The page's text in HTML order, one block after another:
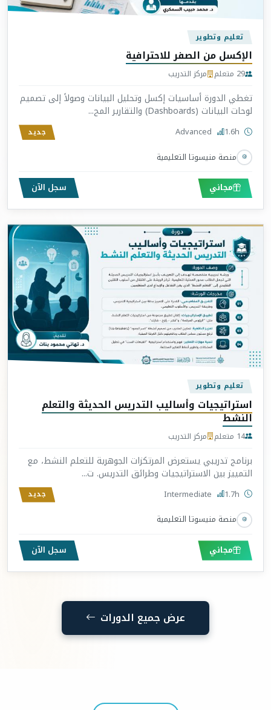
تعليم وتطوير
الإكسل من الصفر للاحترافية
29 متعلم مركز التدريب
تغطي الدورة أساسيات إكسل وتحليل البيانات وصولاً إلى تصميم
لوحات البيانات (Dashboards) والتقارير المح...
جديد
منصة منيسوتا التعليمية
مجاني سجل الآن
تعليم وتطوير
استراتيجيات وأساليب التدريس الحديثة والتعلم
النشط
14 متعلم مركز التدريب
برنامج تدريبي يستعرض المرتكزات الجوهرية للتعلم النشط، مع
التمييز بين الاستراتيجيات وطرائق التدريس. ت...
جديد
منصة منيسوتا التعليمية
مجاني سجل الآن
عرض جميع الدورات